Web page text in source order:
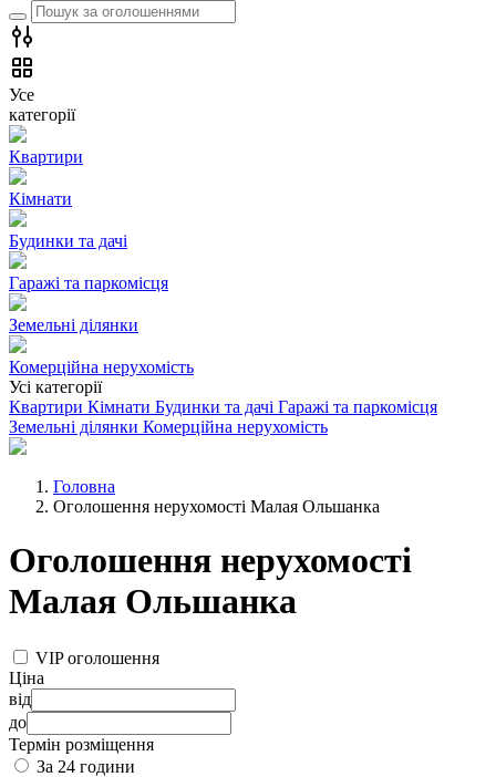
Усе
категорії
Квартири
Кімнати
Будинки та дачі
Гаражі та паркомісця
Земельні ділянки
Комерційна нерухомість
Усі категорії
Квартири Кімнати Будинки та дачі Гаражі та паркомісця
Земельні ділянки Комерційна нерухомість
Головна
Оголошення нерухомості Малая Ольшанка
Оголошення нерухомості
Малая Ольшанка
VIP оголошення
Ціна
від
до
Термін розміщення
За 24 години